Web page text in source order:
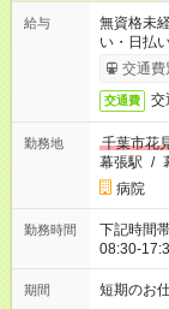
給与
無資格未
い・日払
交通費
交通費 交
勤務地
千葉市花
幕張駅 /
病院
勤務時間
下記時間
08:30-
期間 短期のお